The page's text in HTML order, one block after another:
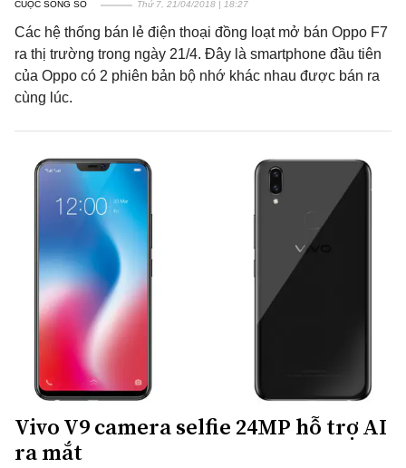
CUỘC SỐNG SỐ Thứ 7, 21/04/2018 | 18:27
Các hệ thống bán lẻ điện thoại đồng loạt mở bán Oppo F7
ra thị trường trong ngày 21/4. Đây là smartphone đầu tiên
của Oppo có 2 phiên bản bộ nhớ khác nhau được bán ra
cùng lúc.
Vivo V9 camera selfie 24MP hỗ trợ AI
ra mắt